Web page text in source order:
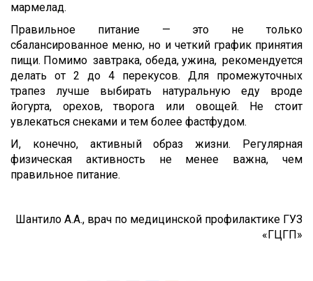
мармелад.
Правильное питание — это не только
сбалансированное меню, но и четкий график принятия
пищи. Помимо завтрака, обеда, ужина, рекомендуется
делать от 2 до 4 перекусов. Для промежуточных
трапез лучше выбирать натуральную еду вроде
йогурта, орехов, творога или овощей. Не стоит
увлекаться снеками и тем более фастфудом.
И, конечно, активный образ жизни. Регулярная
физическая активность не менее важна, чем
правильное питание.
Шантило А.А., врач по медицинской профилактике ГУЗ
«ГЦГП»